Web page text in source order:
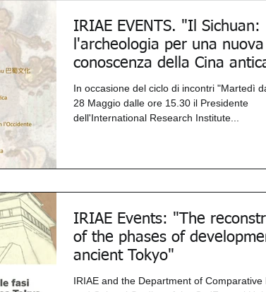
IRIAE EVENTS. "Il Sichuan:
l'archeologia per una nuova
conoscenza della Cina
In occasione del ciclo di incontri "Martedì
28 Maggio dalle ore 15.30 il Presidente
dell'International Research Institute...
IRIAE Events: "The
of the phases of
ancient Tokyo"
IRIAE and the Department of Comparative